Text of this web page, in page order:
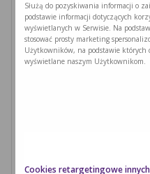
PODUSZKI Z
Czytaj dalej
Służą do pozyskiwania informacji o
podstawie informacji dotyczących
wyświetlanych w Serwisie. Na
stosować prosty marketing
Użytkowników, na podstawie których
wyświetlane naszym Użytkownikom.
Cookies retargetingowe